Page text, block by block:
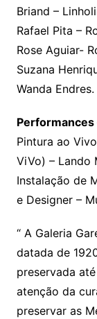
Briand –
Rafael Pita –
Rose Aguiar-
Suzana
Wanda Endres.
Performances
Pintura ao
ViVo) – Lando
Instalação de
e Designer –
“ A Galeria
datada de
preservada
atenção da
preservar as